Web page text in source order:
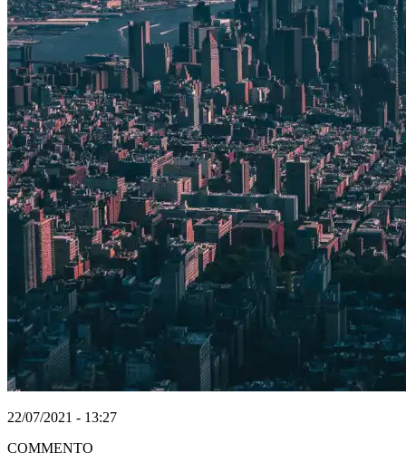
22/07/2021 - 13:27
COMMENTO